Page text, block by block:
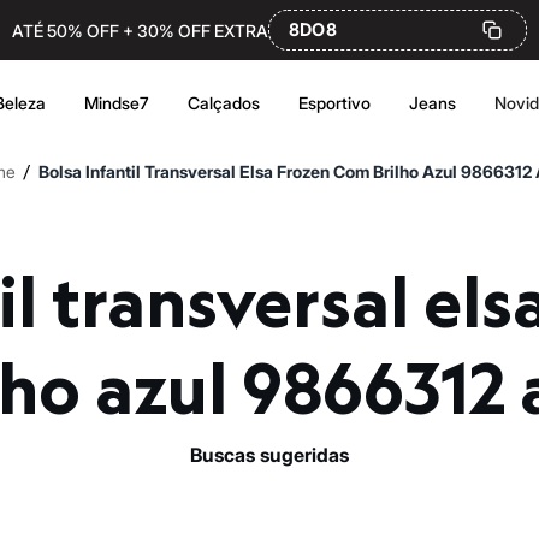
ATÉ 50% OFF + 30% OFF EXTRA 8DO8
Mindse7 Calçados Esportivo Jeans
/ Bolsa Infantil Transversal Elsa Frozen Com Brilho Azul 9866312
azul 9866312
buscas sugeridas